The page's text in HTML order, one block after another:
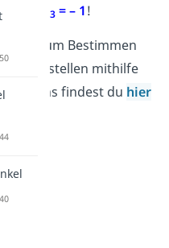
x3 = – 1!
zum Bestimmen
Nullstellen mithilfe
findest du hier